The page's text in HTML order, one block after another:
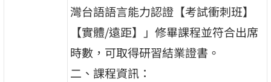
灣台語語言能力認證【考試衝刺班】
【實體/遠距】」修畢課程並符合出席
時數，可取得研習結業證書。
二、課程資訊：